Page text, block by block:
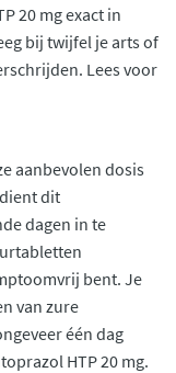
20 mg exact in
bij twijfel je arts of
Lees voor
aanbevolen dosis
dit
dagen in te
bent. Je
van zure
één dag
HTP 20 mg.